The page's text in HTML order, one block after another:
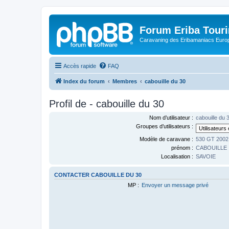
Forum Eriba
Caravaning des Eribamaniacs
Accès rapide FAQ
Index du forum Membres cabouille du 30
Profil de - cabouille du 30
Nom d’utilisateur : cabouille du
Groupes d’utilisateurs :
Modèle de caravane : 530 GT 2002
prénom : CABOUILLE
Localisation : SAVOIE
CONTACTER CABOUILLE DU 30
MP : Envoyer un message privé